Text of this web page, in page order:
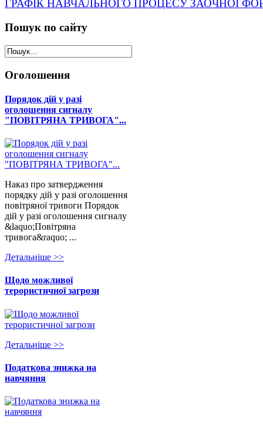
ГРАФІК НАВЧАЛЬНОГО ПРОЦЕСУ ЗАОЧНОЇ
Пошук по сайту
Оголошення
Порядок дій у разі
оголошення сигналу
"ПОВІТРЯНА ТРИВОГА"...
Наказ про затвердження
порядку дій у разі оголошення
повітряної тривоги Порядок
дій у разі оголошення сигналу
&laquo;Повітряна
тривога&raquo; ...
Детальнiше >>
Щодо можливої
терористичної загрози
Детальнiше >>
Податкова знижка на
навчяння